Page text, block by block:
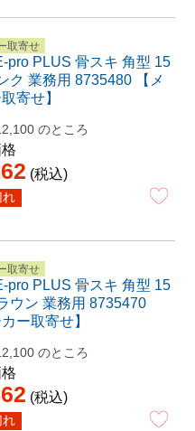
取寄せ
pro PLUS 骨スキ 角型 15
ク 業務用 8735480 【メ
寄せ】
のところ
税込
れ
取寄せ
pro PLUS 骨スキ 角型 15
ウン 業務用 8735470
カー取寄せ】
のところ
税込
れ